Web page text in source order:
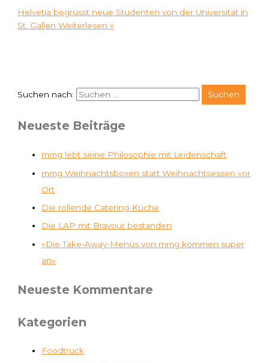
Helvetia begrüsst neue Studenten von der Universität in
St. Gallen Weiterlesen »
Suchen nach:
Neueste Beiträge
mmg lebt seine Philosophie mit Leidenschaft
mmg Weihnachtsboxen statt Weihnachtsessen vor
Ort
Die rollende Catering-Küche
Die LAP mit Bravour bestanden
«Die Take-Away-Menüs von mmg kommen super
an»
Neueste Kommentare
Kategorien
Foodtruck